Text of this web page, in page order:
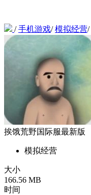
/手机游戏/模拟经营/
挨饿荒野国际服最新版
模拟经营
大小
166.56 MB
时间